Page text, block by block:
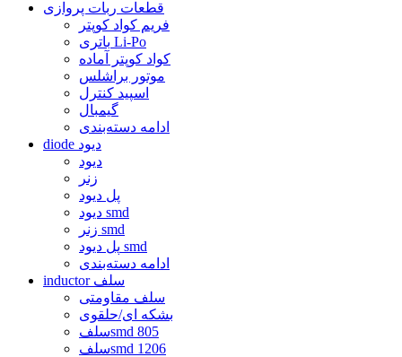
قطعات ربات پروازی
فریم کواد کوپتر
باتری Li-Po
کواد کوپتر آماده
موتور براشلس
اسپید کنترل
گیمبال
ادامه دسته‌بندی
diode دیود
دیود
زنر
پل دیود
دیود smd
زنر smd
پل دیود smd
ادامه دسته‌بندی
inductor سلف
سلف مقاومتی
بشکه ای/حلقوی
سلفsmd 805
سلفsmd 1206